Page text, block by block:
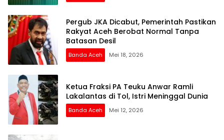
Pergub JKA Dicabut, Pemerintah Pastikan
Rakyat Aceh Berobat Normal Tanpa
Batasan Desil
Banda Aceh Mei 18, 2026
Ketua Fraksi PA Teuku Anwar Ramli
Lakalantas di Tol, Istri Meninggal Dunia
Banda Aceh Mei 12, 2026